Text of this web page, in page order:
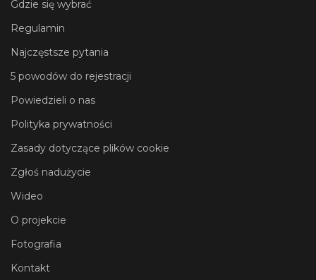
Gdzie się wybrać
Regulamin
Najczęstsze pytania
5 powodów do rejestracji
Powiedzieli o nas
Polityka prywatności
Zasady dotyczące plików cookie
Zgłoś nadużycie
Wideo
O projekcie
Fotografia
Kontakt